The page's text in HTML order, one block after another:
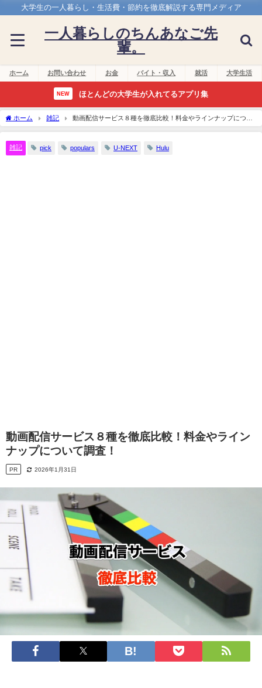
大学生の一人暮らし・生活費・節約を徹底解説する専門メディア
一人暮らしのちんあなご先
輩。
ホーム お問い合わせ お金 バイト・収入 就活 大学生活
NEW ほとんどの大学生が入れてるアプリ集
ホーム 雑記
動画配信サービス８種を徹底比較！料金やラインナップについ
て調査！
雑記 pick populars U-NEXT Hulu
動画配信サービス８種を徹底比較！料金やライン
ナップについて調査！
PR 2026年1月31日